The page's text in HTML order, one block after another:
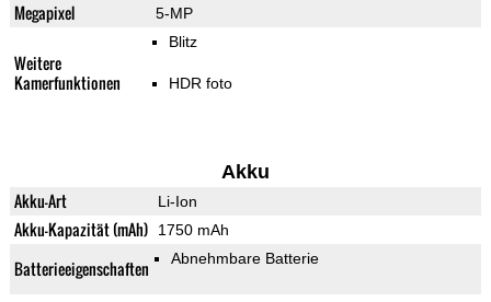
Megapixel 5-MP
Weitere
Kamerfunktionen
Blitz
HDR foto
Akku
Akku-Art Li-Ion
Akku-Kapazität (mAh) 1750 mAh
Batterieeigenschaften Abnehmbare Batterie